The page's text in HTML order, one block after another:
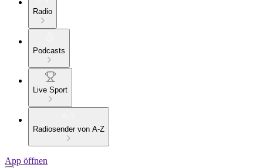
Radio
Podcasts
Live Sport
Radiosender von A-Z
App öffnen